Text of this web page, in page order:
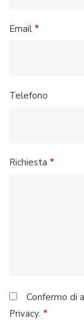
Email
Telefono
Richiesta
Confermo di
Privacy.